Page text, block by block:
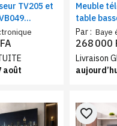
TV205 et
beige
août
Meuble
table
assortie
Par : Baye
268 000
Livraison
favorite_border